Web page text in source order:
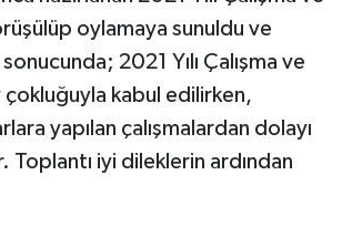
oylamaya sunuldu ve
2021 Yılı Çalışma ve
çokluğuyla kabul edilirken,
yapılan çalışmalardan dolayı
iyi dileklerin ardından